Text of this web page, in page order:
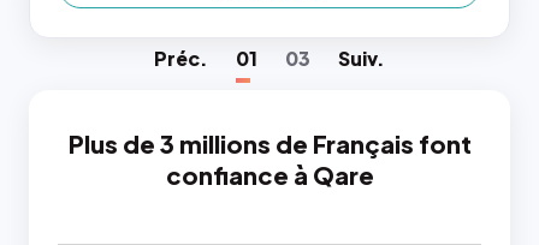
Préc. 01 03 Suiv.
Plus de 3 millions de Français font
confiance à Qare